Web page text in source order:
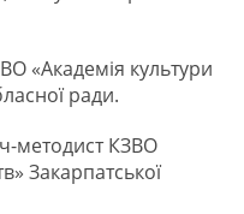
«Академія культури
ради.
методист КЗВО
Закарпатської